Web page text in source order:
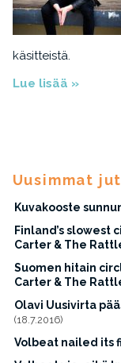
käsitteistä.
Lue lisää »
Uusimmat
Kuvakooste
Finland’s slowest
Carter & The
Suomen hitain
Carter & The
Olavi Uusivirta
(18.7.2016)
Volbeat nailed its